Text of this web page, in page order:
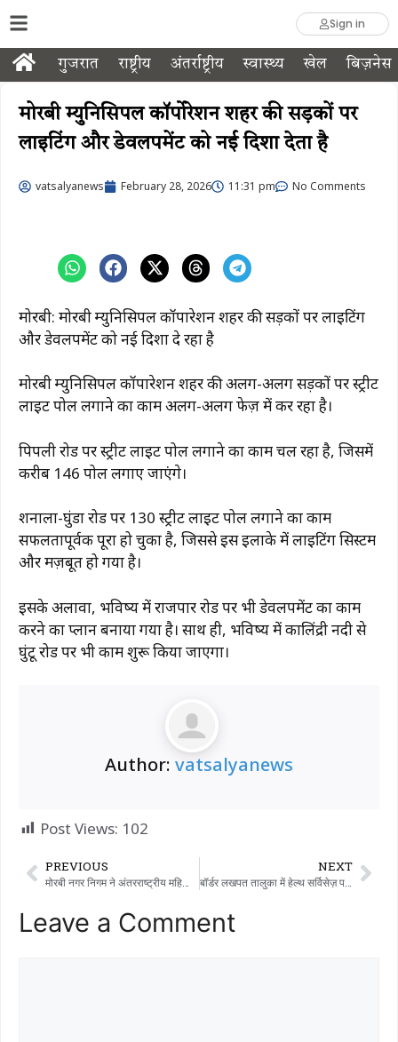
Sign in
गुजरात राष्ट्रीय अंतर्राष्ट्रीय स्वास्थ्य खेल बिज़नेस
मोरबी म्युनिसिपल कॉर्पोरेशन शहर की सड़कों पर
लाइटिंग और डेवलपमेंट को नई दिशा देता है
vatsalyanews February 28, 2026 11:31 pm No Comments
मोरबी: मोरबी म्युनिसिपल कॉर्पोरेशन शहर की सड़कों पर लाइटिंग
और डेवलपमेंट को नई दिशा दे रहा है
मोरबी म्युनिसिपल कॉर्पोरेशन शहर की अलग-अलग सड़कों पर स्ट्रीट
लाइट पोल लगाने का काम अलग-अलग फेज़ में कर रहा है।
पिपली रोड पर स्ट्रीट लाइट पोल लगाने का काम चल रहा है, जिसमें
करीब 146 पोल लगाए जाएंगे।
शनाला-घुंडा रोड पर 130 स्ट्रीट लाइट पोल लगाने का काम
सफलतापूर्वक पूरा हो चुका है, जिससे इस इलाके में लाइटिंग सिस्टम
और मज़बूत हो गया है।
इसके अलावा, भविष्य में राजपार रोड पर भी डेवलपमेंट का काम
करने का प्लान बनाया गया है। साथ ही, भविष्य में कालिंद्री नदी से
घुंटू रोड पर भी काम शुरू किया जाएगा।
Author: vatsalyanews
Post Views: 102
PREVIOUS NEXT
बॉर्डर लखपत तालुका में हेल्थ सर्विसेज़ पर ‘ग्रहण’: एक सीनियर अधिकारी के कथित मेंटल हैरेसमेंट और मनमाने रवैये से कर्मचारियों में भारी गुस्सा।
Leave a Comment